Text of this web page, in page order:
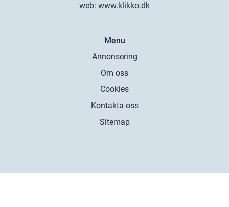
web: www.klikko.dk
Menu
Annonsering
Om oss
Cookies
Kontakta oss
Sitemap